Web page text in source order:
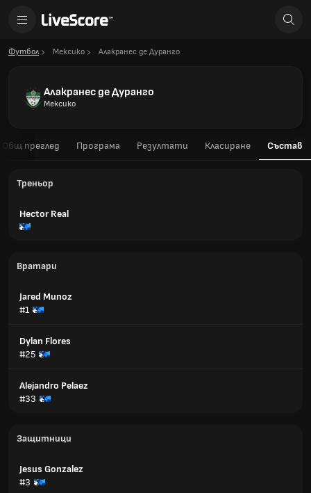
Футбол Мексико Алакранес де Дуранго
Алакранес де Дуранго
Мексико
Общ преглед Програма Резултати Класиране Състав
Треньор
Hector Real
Вратари
Jared Munoz
#1
Dylan Flores
#25
Alejandro Pelaez
#33
Защитници
Jesus Gonzalez
#3